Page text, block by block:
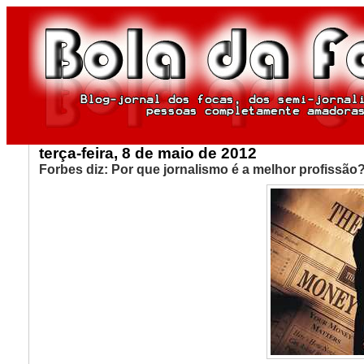
terça-feira, 8 de maio de 2012
Forbes diz: Por que jornalismo é a melhor